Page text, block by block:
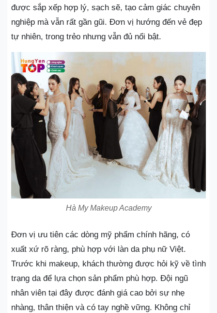
được sắp xếp hợp lý, sạch sẽ, tạo cảm giác chuyên
nghiệp mà vẫn rất gần gũi. Đơn vị hướng đến vẻ đẹp
tự nhiên, trong trẻo nhưng vẫn đủ nổi bật.
Hà My Makeup Academy
Đơn vị ưu tiên các dòng mỹ phẩm chính hãng, có
xuất xứ rõ ràng, phù hợp với làn da phụ nữ Việt.
Trước khi makeup, khách thường được hỏi kỹ về tình
trạng da để lựa chọn sản phẩm phù hợp. Đội ngũ
nhân viên tại đây được đánh giá cao bởi sự nhẹ
nhàng, thân thiện và có tay nghề vững. Không chỉ